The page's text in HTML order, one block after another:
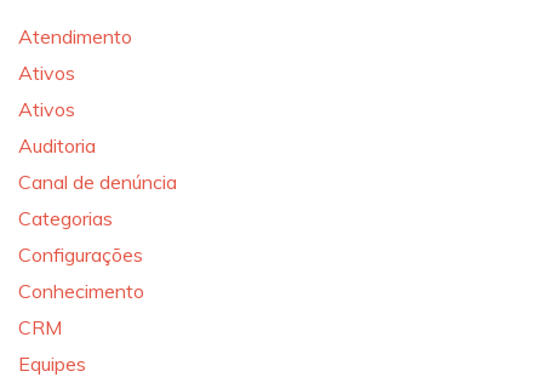
Atendimento
Ativos
Ativos
Auditoria
Canal de denúncia
Categorias
Configurações
Conhecimento
CRM
Equipes